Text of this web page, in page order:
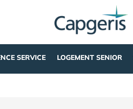
SERVICE LOGEMENT SENIOR